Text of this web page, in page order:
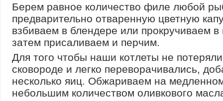
Берем равное количество филе любой
предварительно отваренную цветную
взбиваем в блендере или прокручиваем в
затем присаливаем и перчим.
Для того чтобы наши котлеты не
сковороде и легко переворачивались,
несколько яиц. Обжариваем на
небольшим количеством оливкового